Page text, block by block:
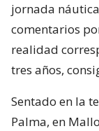
jornada
comentarios
realidad
tres años,
Sentado en la
Palma, en